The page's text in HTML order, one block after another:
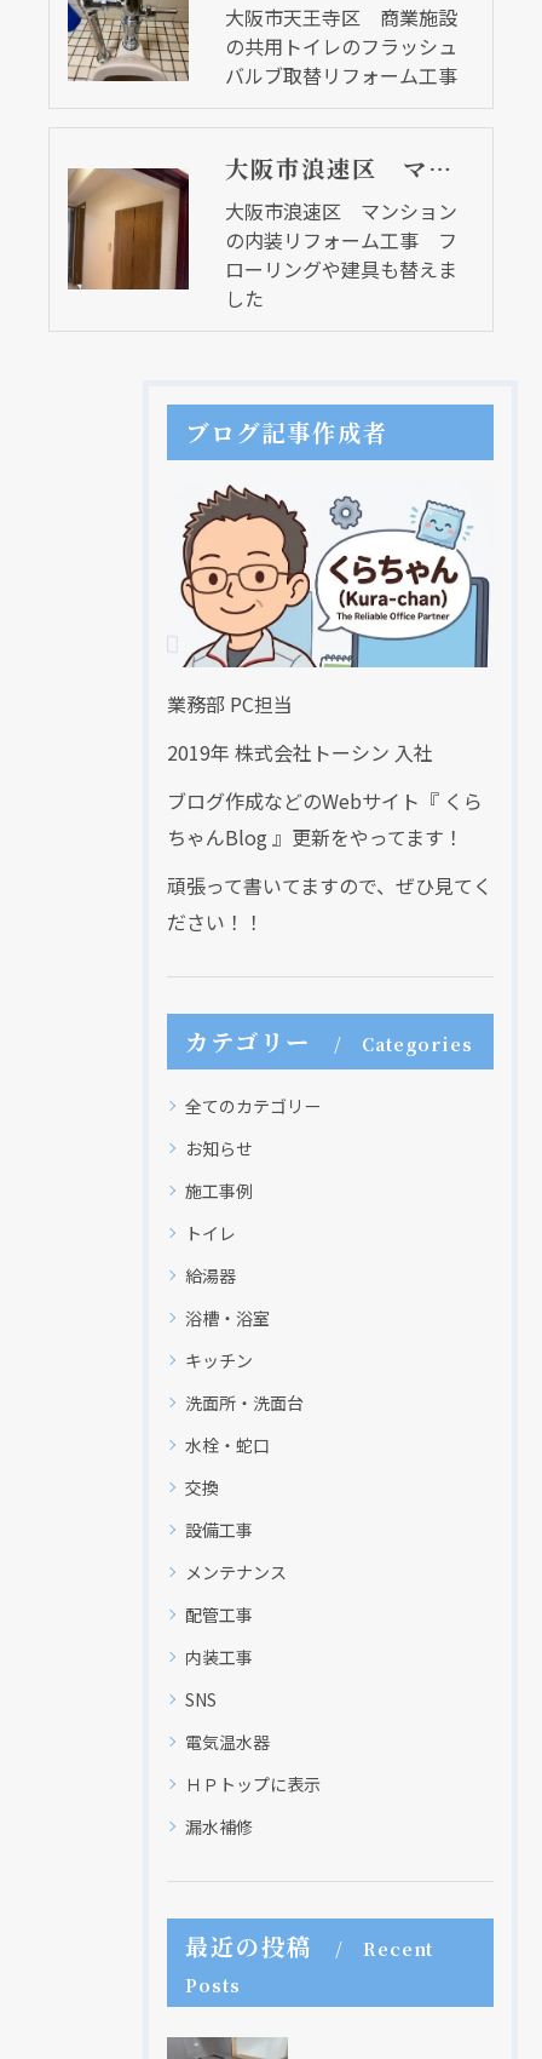
大阪市天王寺区 商業施設
の共用トイレのフラッシュ
バルブ取替リフォーム工事
大阪市浪速区 マンションの内装リフォーム工事 フローリングや建具も替えました
大阪市浪速区 マンション
の内装リフォーム工事 フ
ローリングや建具も替えま
した
ブログ記事作成者
業務部 PC担当
2019年 株式会社トーシン 入社
ブログ作成などのWebサイト『 くら
ちゃんBlog 』更新をやってます！
頑張って書いてますので、ぜひ見てく
ださい！！
カテゴリー Categories
全てのカテゴリー
お知らせ
施工事例
トイレ
給湯器
浴槽・浴室
キッチン
洗面所・洗面台
水栓・蛇口
交換
設備工事
メンテナンス
配管工事
内装工事
SNS
電気温水器
ＨＰトップに表示
漏水補修
最近の投稿
Recent
Posts